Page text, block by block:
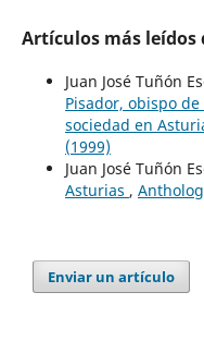
Artículos más
Juan José Tuñón
Pisador, obispo
sociedad en
(1999)
Juan José Tuñón
Asturias ,
Enviar un artículo